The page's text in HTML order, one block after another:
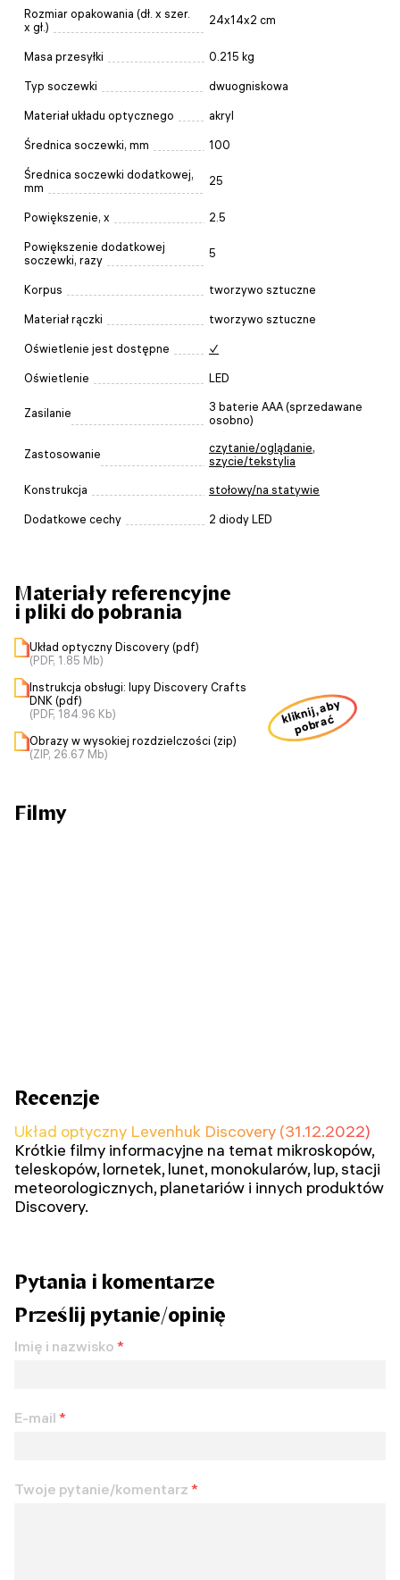
Rozmiar opakowania (dł. x szer.
x gł.)
24x14x2 cm
Masa przesyłki 0.215 kg
Typ soczewki dwuogniskowa
Materiał układu optycznego akryl
Średnica soczewki, mm 100
Średnica soczewki dodatkowej,
mm
25
Powiększenie, x 2.5
Powiększenie dodatkowej
soczewki, razy
5
Korpus tworzywo sztuczne
Materiał rączki tworzywo sztuczne
Oświetlenie jest dostępne ✓
Oświetlenie LED
Zasilanie
3 baterie AAA (sprzedawane
osobno)
Zastosowanie czytanie/oglądanie,
szycie/tekstylia
Konstrukcja stołowy/na statywie
Dodatkowe cechy 2 diody LED
Materiały referencyjne
i pliki do pobrania
Układ optyczny Discovery (pdf)
(PDF, 1.85 Mb)
Instrukcja obsługi: lupy Discovery Crafts
DNK (pdf)
(PDF, 184.96 Kb)
Obrazy w wysokiej rozdzielczości (zip)
(ZIP, 26.67 Mb)
kliknij, aby
pobrać
Filmy
Recenzje
Układ optyczny Levenhuk Discovery (31.12.2022)
Krótkie filmy informacyjne na temat mikroskopów,
teleskopów, lornetek, lunet, monokularów, lup, stacji
meteorologicznych, planetariów i innych produktów
Discovery.
Pytania i komentarze
Prześlij pytanie/opinię
Imię i nazwisko *
E-mail *
Twoje pytanie/komentarz *